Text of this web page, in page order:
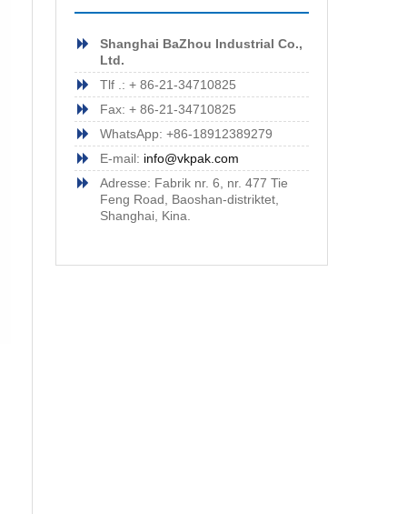
Shanghai BaZhou Industrial Co.,
Ltd.
Tlf .: + 86-21-34710825
Fax: + 86-21-34710825
WhatsApp: +86-18912389279
E-mail: info@vkpak.com
Adresse: Fabrik nr. 6, nr. 477 Tie
Feng Road, Baoshan-distriktet,
Shanghai, Kina.